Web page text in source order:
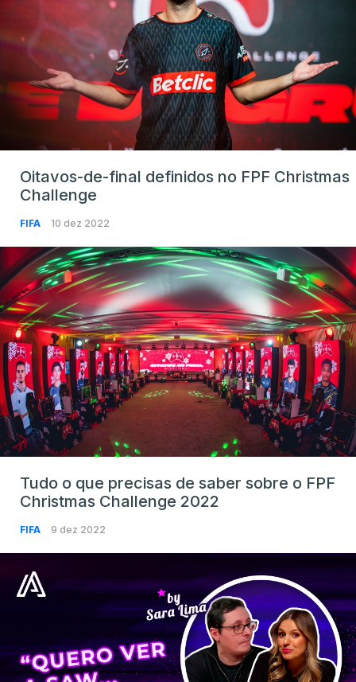
Oitavos-de-final definidos no FPF Christmas
Challenge
FIFA 10 dez 2022
Tudo o que precisas de saber sobre o FPF
Christmas Challenge 2022
FIFA 9 dez 2022